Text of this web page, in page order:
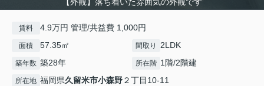
賃料 4.9万円 管理/共益費 1,000円
面積 57.35㎡ 間取り 2LDK
築年数 築28年 所在階 1階/2階建
所在地 福岡県久留米市小森野２丁目10-11